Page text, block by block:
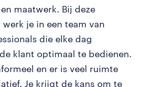
maatwerk. Bij deze
je in een team van
die elke dag
klant optimaal te bedienen.
en er is veel ruimte
Je krijgt de kans om te